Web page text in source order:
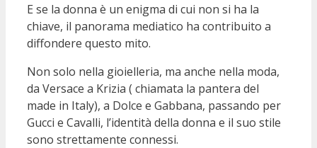
E se la donna è un enigma di cui non si ha la
chiave, il panorama mediatico ha contribuito a
diffondere questo mito.
Non solo nella gioielleria, ma anche nella moda,
da Versace a Krizia ( chiamata la pantera del
made in Italy), a Dolce e Gabbana, passando per
Gucci e Cavalli, l’identità della donna e il suo stile
sono strettamente connessi.